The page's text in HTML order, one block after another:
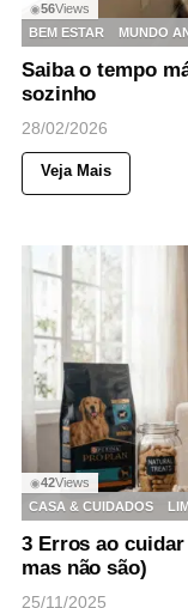
◉56Views
BEM ESTAR
MUNDO
Saiba o tempo
sozinho
28/02/2026
Veja Mais
◉42Views
CASA & CUIDADOS
3 Erros ao
mas não são)
25/11/2025